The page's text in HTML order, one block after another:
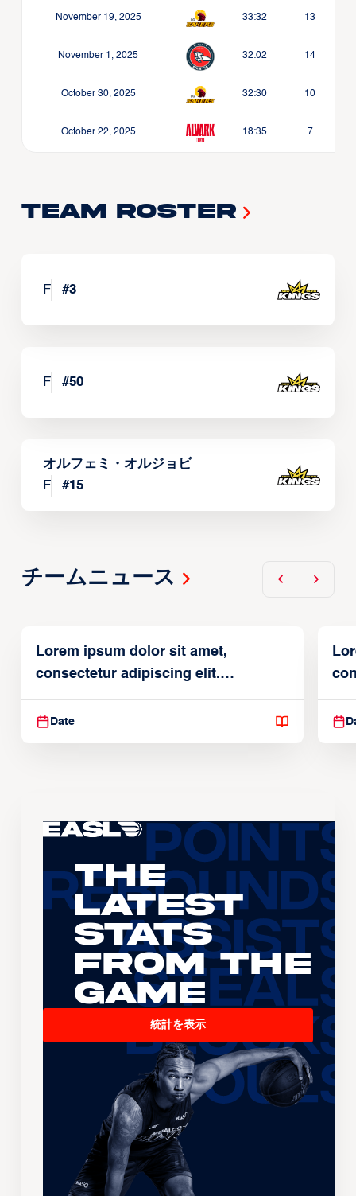
November 19, 2025 33:32 13
November 1, 2025 32:02 14
October 30, 2025 32:30 10
October 22, 2025 18:35 7
Team Roster
F #3
F #50
オルフェミ・オルジョビ
F
#15
チームニュース
Lorem ipsum dolor sit amet,
consectetur adipiscing elit.
Suspendisse varius enim in
Date
The
Latest
Stats
From the
Game
統計を表示